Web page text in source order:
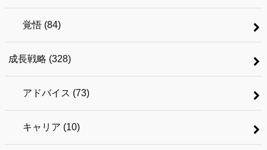
覚悟 (84)
成長戦略 (328)
アドバイス (73)
キャリア (10)